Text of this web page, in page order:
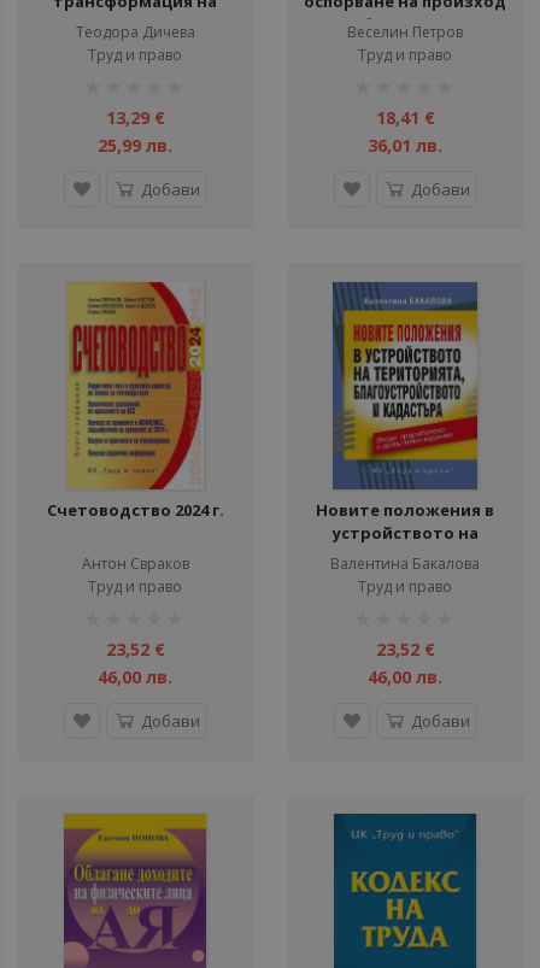
трудовите книжки
Теодора Дичева
Труд и право
13,29 €
25,99 лв.
Добави
по българското
семейно право
Веселин Петров
Труд и право
18,41 €
36,01 лв.
Добави
Счетоводство 2024 г.
Антон Свраков
Труд и право
23,52 €
46,00 лв.
Добави
Новите положения в
устройството на
територията,
благоустройството и
кадастъра - Второ
допълнено издание
Валентина Бакалова
Труд и право
23,52 €
46,00 лв.
Добави